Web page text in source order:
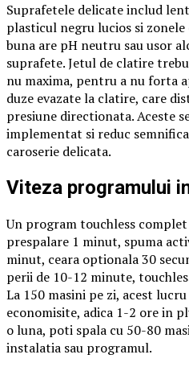
Suprafetele delicate includ
plasticul negru lucios si zonele
buna are pH neutru sau usor
suprafete. Jetul de clatire
nu maxima, pentru a nu forta
duze evazate la clatire, care
presiune directionata. Aceste
implementat si reduc
caroserie delicata.
Viteza programului
Un program touchless
prespalare 1 minut, spuma
minut, ceara optionala 30
perii de 10-12 minute,
La 150 masini pe zi, acest
economisite, adica 1-2 ore in
o luna, poti spala cu 50-80
instalatia sau programul.